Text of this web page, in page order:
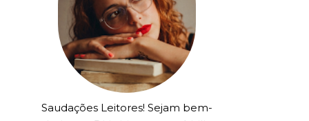
Saudações Leitores! Sejam bem-